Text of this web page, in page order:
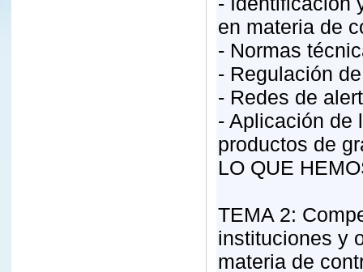
en materia de
- Normas
- Regulación
- Redes de
- Aplicación de
productos de
LO QUE
TEMA 2:
instituciones y
materia de